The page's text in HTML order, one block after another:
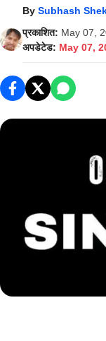
By Subhash
प्रकाशित: May 07,
अपडेटेड: May 07,